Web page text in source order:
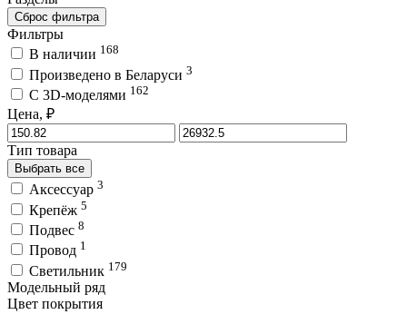
Сброс фильтра
Фильтры
В наличии 168
Произведено в Беларуси 3
C 3D-моделями 162
Цена, ₽
Тип товара
Выбрать все
Аксессуар 3
Крепёж 5
Подвес 8
Провод 1
Светильник 179
Модельный ряд
Цвет покрытия